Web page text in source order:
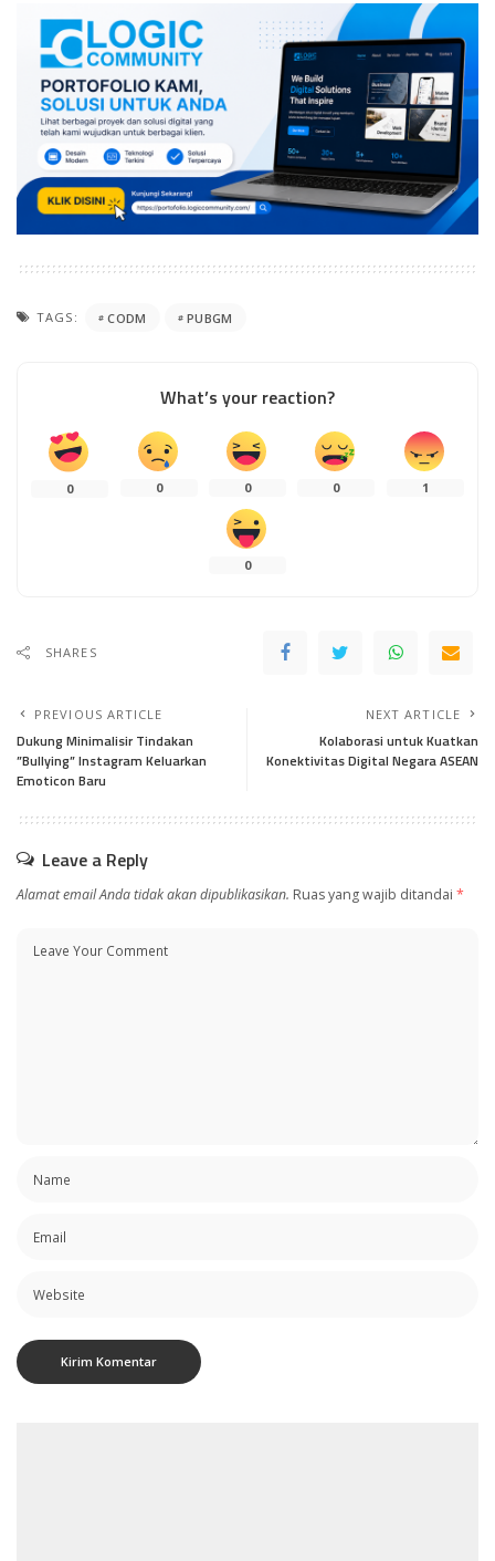
TAGS: CODM PUBGM
What’s your reaction?
0 0 0 0 1
0
SHARES
PREVIOUS ARTICLE
Dukung Minimalisir Tindakan
”Bullying” Instagram Keluarkan
Emoticon Baru
NEXT ARTICLE
Kolaborasi untuk Kuatkan
Konektivitas Digital Negara ASEAN
Leave a Reply
Alamat email Anda tidak akan dipublikasikan. Ruas yang wajib ditandai *